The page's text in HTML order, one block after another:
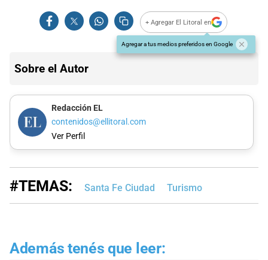
+ Agregar El Litoral en
Agregar a tus medios preferidos en Google
Sobre el Autor
Redacción EL
contenidos@ellitoral.com
Ver Perfil
#TEMAS: Santa Fe Ciudad Turismo
Además tenés que leer: